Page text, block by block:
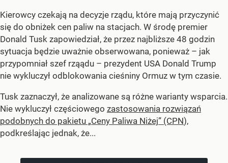
Kierowcy czekają na decyzje rządu, które mają przyczynić
się do obniżek cen paliw na stacjach. W środę premier
Donald Tusk zapowiedział, że przez najbliższe 48 godzin
sytuacja będzie uważnie obserwowana, ponieważ – jak
przypomniał szef rząądu – prezydent USA Donald Trump
nie wykluczył odblokowania cieśniny Ormuz w tym czasie.
Tusk zaznaczył, że analizowane są różne warianty wsparcia.
Nie wykluczył częściowego zastosowania rozwiązań
podobnych do pakietu „Ceny Paliwa Niżej” (CPN),
podkreślając jednak, że...